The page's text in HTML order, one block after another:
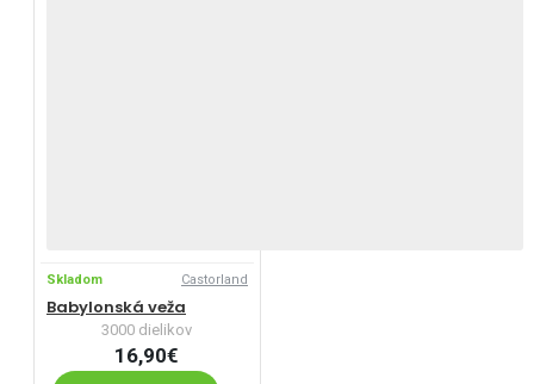
Skladom Castorland
Babylonská veža
3000 dielikov
16,90€